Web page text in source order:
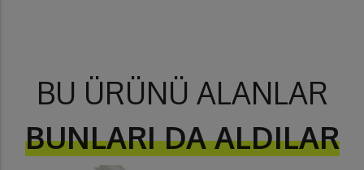
BU ÜRÜNÜ ALANLAR
BUNLARI DA ALDILAR